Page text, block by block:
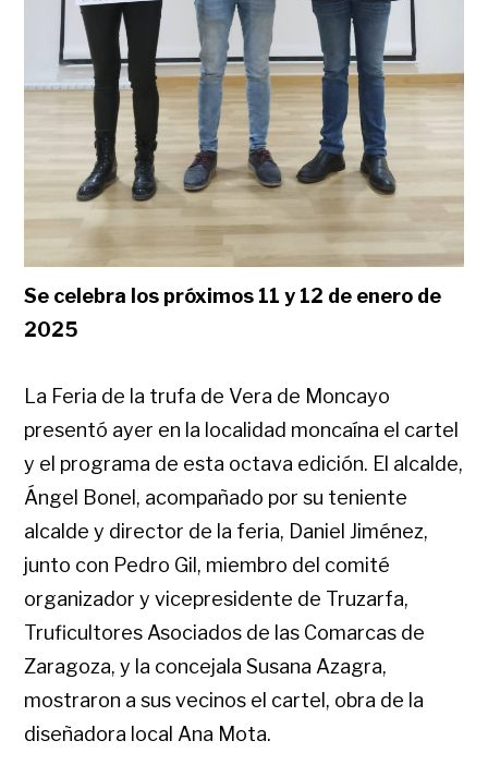
Se celebra los próximos 11 y 12 de enero de
2025
La Feria de la trufa de Vera de Moncayo
presentó ayer en la localidad moncaína el cartel
y el programa de esta octava edición. El alcalde,
Ángel Bonel, acompañado por su teniente
alcalde y director de la feria, Daniel Jiménez,
junto con Pedro Gil, miembro del comité
organizador y vicepresidente de Truzarfa,
Truficultores Asociados de las Comarcas de
Zaragoza, y la concejala Susana Azagra,
mostraron a sus vecinos el cartel, obra de la
diseñadora local Ana Mota.